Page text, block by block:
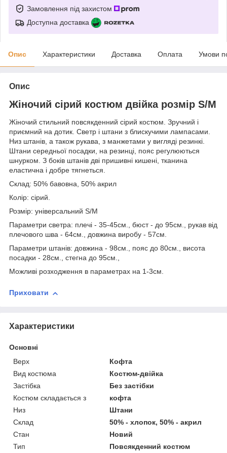
Замовлення під захистом
Доступна доставка
Опис Характеристики Доставка Оплата Умови
Опис
Жіночий сірий костюм двійка розмір S/M
Жіночий стильний повсякденний сірий костюм. Зручний і
приємний на дотик. Светр і штани з блискучими лампасами.
Низ штанів, а також рукава, з манжетами у вигляді резинкі.
Штани середньої посадки, на резинці, пояс регулюються
шнурком. З боків штанів дві пришивні кишені, тканина
еластична і добре тягнеться.
Склад: 50% бавовна, 50% акрил
Колір: сірий.
Розмір: універсальний S/M
Параметри светра: плечі - 35-45см., бюст - до 95см., рукав від
плечового шва - 64см., довжина виробу - 57см.
Параметри штанів: довжина - 98см., пояс до 80см., висота
посадки - 28см., стегна до 95см.,
Можливі розходження в параметрах на 1-3см.
Приховати
Характеристики
Основні
Верх
Кофта
Вид костюма
Костюм-двійка
Застібка
Без застібки
Костюм складається з
кофта
Низ
Штани
Склад
50% - хлопок, 50% - акрил
Стан
Новий
Тип
Повсякденний костюм